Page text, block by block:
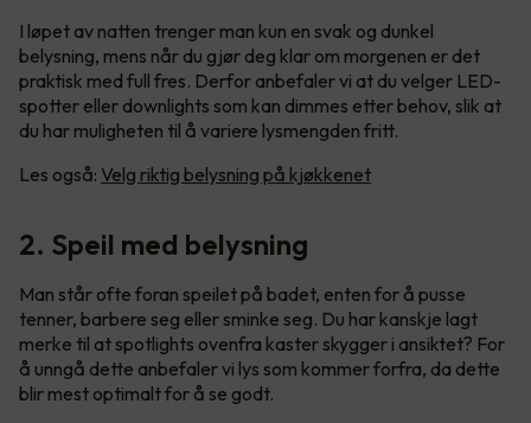
I løpet av natten trenger man kun en svak og dunkel
belysning, mens når du gjør deg klar om morgenen er det
praktisk med full fres. Derfor anbefaler vi at du velger LED-
spotter eller downlights som kan dimmes etter behov, slik at
du har muligheten til å variere lysmengden fritt.
Les også: Velg riktig belysning på kjøkkenet
2. Speil med belysning
Man står ofte foran speilet på badet, enten for å pusse
tenner, barbere seg eller sminke seg. Du har kanskje lagt
merke til at spotlights ovenfra kaster skygger i ansiktet? For
å unngå dette anbefaler vi lys som kommer forfra, da dette
blir mest optimalt for å se godt.